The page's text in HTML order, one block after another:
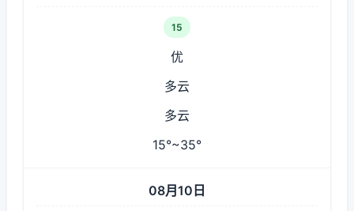
15
优
多云
多云
15°~35°
08月10日